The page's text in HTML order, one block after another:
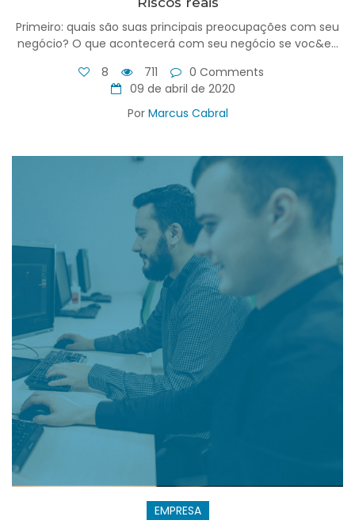
Primeiro: quais são suas principais preocupações com seu
negócio? O que acontecerá com seu negócio se voc&e...
8
711
0 Comments
09 de abril de 2020
Por Marcus Cabral
EMPRESA